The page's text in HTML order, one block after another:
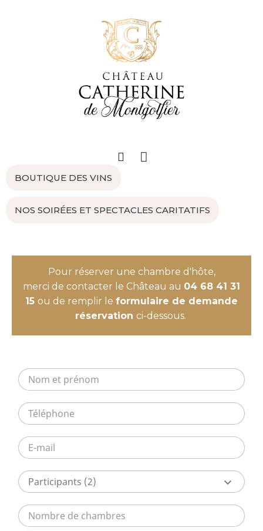
BOUTIQUE DES VINS
NOS SOIRÉES ET SPECTACLES CARITATIFS
Pour réserver une chambre d'hôte,
merci de contacter le Château au 04 68 41 31
15 ou de remplir le formulaire de demande
réservation ci-dessous.
Participants (2) keyboard_arrow_down